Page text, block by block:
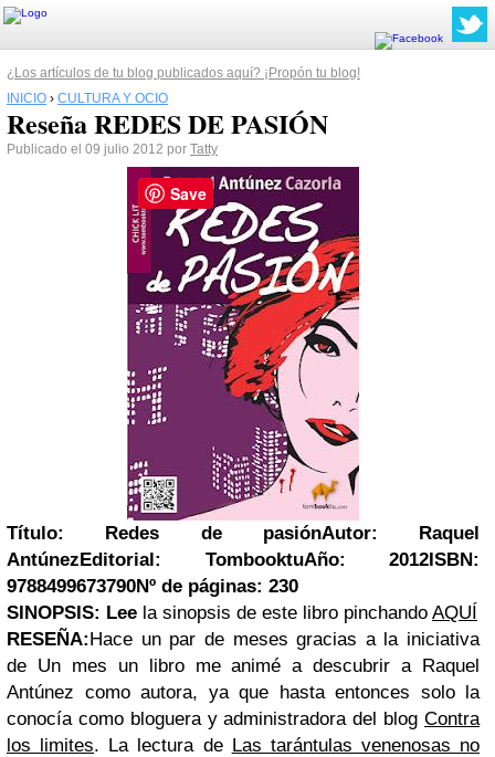
¿Los artículos de tu blog publicados aquí? ¡Propón tu blog!
INICIO › CULTURA Y OCIO
Reseña REDES DE PASIÓN
Publicado el 09 julio 2012 por Tatty
Título: Redes de pasiónAutor:
Raquel
AntúnezEditorial: TombooktuAño: 2012ISBN:
9788499673790Nº de páginas: 230
SINOPSIS: Lee la sinopsis de este libro pinchando AQUÍ
RESEÑA:Hace un par de meses gracias a la iniciativa
de Un mes un libro me animé a descubrir a Raquel
Antúnez como autora, ya que hasta entonces solo la
conocía como bloguera y administradora del blog Contra
los limites. La lectura de Las tarántulas venenosas no
Save